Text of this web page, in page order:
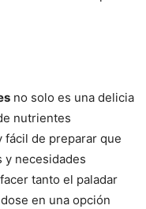
no solo es una delicia
nutrientes
fácil de preparar que
y necesidades
tanto el paladar
en una opción